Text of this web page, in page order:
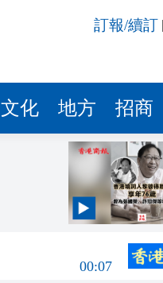
訂報/續訂
文化 地方 招商
00:19